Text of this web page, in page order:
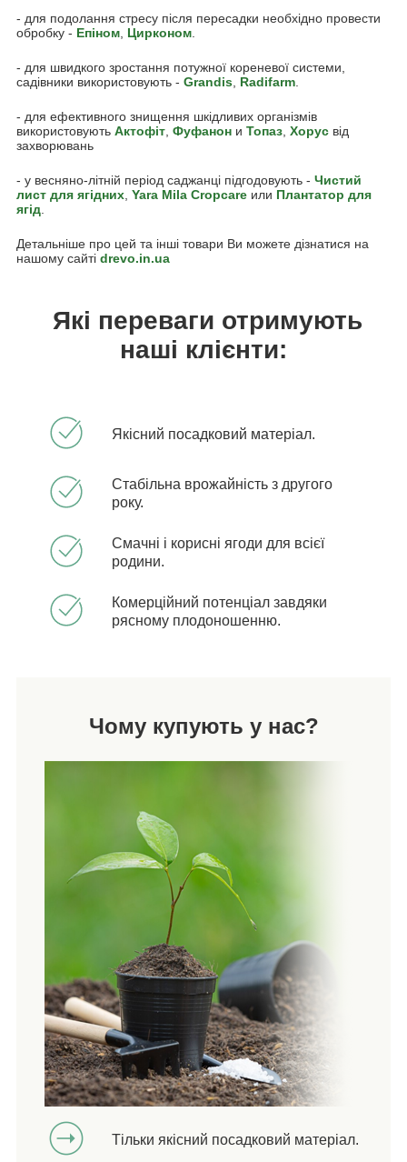
- для подолання стресу після пересадки необхідно провести
обробку - Епіном Цирконом
- для швидкого зростання потужної кореневої системи,
садівники використовують - Grandis Radifarm
- для ефективного знищення шкідливих організмів
використовують Актофіт Фуфанон и Топаз Хорус від
захворювань
- у весняно-літній період саджанці підгодовують - Чистий
лист для ягідних Yara Mila Cropcare или Плантатор для
ягід
Детальніше про цей та інші товари Ви можете дізнатися на
нашому сайті drevo.in.ua
Які переваги отримують
наші клієнти:
Якісний посадковий матеріал.
Стабільна врожайність з другого
року.
Смачні і корисні ягоди для всієї
родини.
Комерційний потенціал завдяки
рясному плодоношенню.
Чому купують у нас?
Тільки якісний посадковий матеріал.